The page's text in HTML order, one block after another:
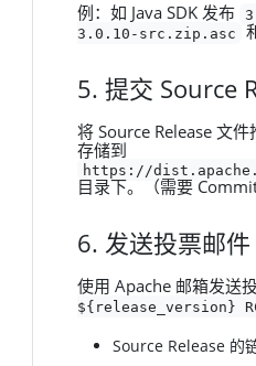
例：如 Java SDK 发布
3.0.10-src.zip.asc
5. 提交 Source
将 Source Release 文件
存储到
https://
目录下。（需要
6. 发送投票邮件
使用 Apache 邮箱发送
${release_version}
Source Release 的